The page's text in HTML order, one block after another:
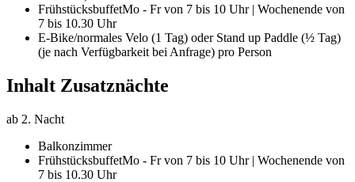
FrühstücksbuffetMo - Fr von 7 bis 10 Uhr | Wochenende von
7 bis 10.30 Uhr
E-Bike/normales Velo (1 Tag) oder Stand up Paddle (½ Tag)
(je nach Verfügbarkeit bei Anfrage) pro Person
Inhalt Zusatznächte
ab 2. Nacht
Balkonzimmer
FrühstücksbuffetMo - Fr von 7 bis 10 Uhr | Wochenende von
7 bis 10.30 Uhr